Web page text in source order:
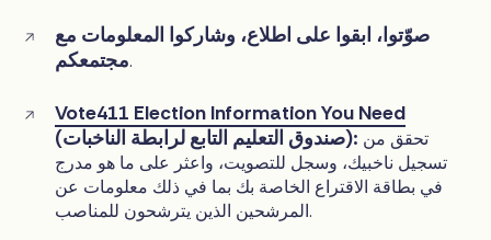
صوّتوا، ابقوا على اطلاع، وشاركوا المعلومات مع
مجتمعكم.
Vote411 Election Information You Need
(صندوق التعليم التابع لرابطة الناخبات):
تسجيل ناخبيك، وسجل للتصويت، واعثر على ما هو مدرج
في بطاقة الاقتراع الخاصة بك بما في ذلك معلومات عن
المرشحين الذين يترشحون للمناصب.